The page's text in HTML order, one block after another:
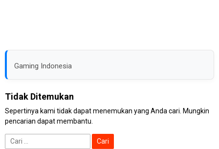
Gaming Indonesia
Tidak Ditemukan
Sepertinya kami tidak dapat menemukan yang Anda cari. Mungkin
pencarian dapat membantu.